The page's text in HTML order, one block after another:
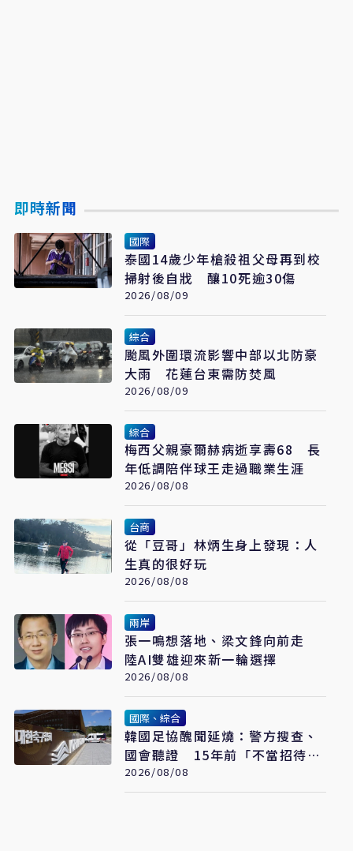
即時新聞
國際
泰國14歲少年槍殺祖父母再到校
掃射後自戕 釀10死逾30傷
2026/08/09
綜合
颱風外圍環流影響中部以北防豪
大雨 花蓮台東需防焚風
2026/08/09
綜合
梅西父親豪爾赫病逝享壽68 長
年低調陪伴球王走過職業生涯
2026/08/08
台商
從「豆哥」林炳生身上發現：人
生真的很好玩
2026/08/08
兩岸
張一鳴想落地、梁文鋒向前走
陸AI雙雄迎來新一輪選擇
2026/08/08
國際、綜合
韓國足協醜聞延燒：警方搜查、
國會聽證 15年前「不當招待」
疑雲重見天日
2026/08/08